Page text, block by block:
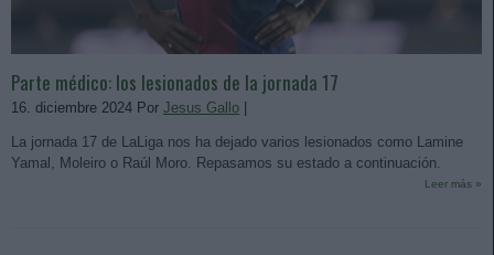
Parte médico: los lesionados de la jornada 17
16. diciembre 2024 Por Jesus Gallo
La jornada 17 de LaLiga nos ha dejado varios lesionados como Lamine
Yamal, Moleiro o Raúl Moro. Repasamos su estado a continuación.
Leer más »